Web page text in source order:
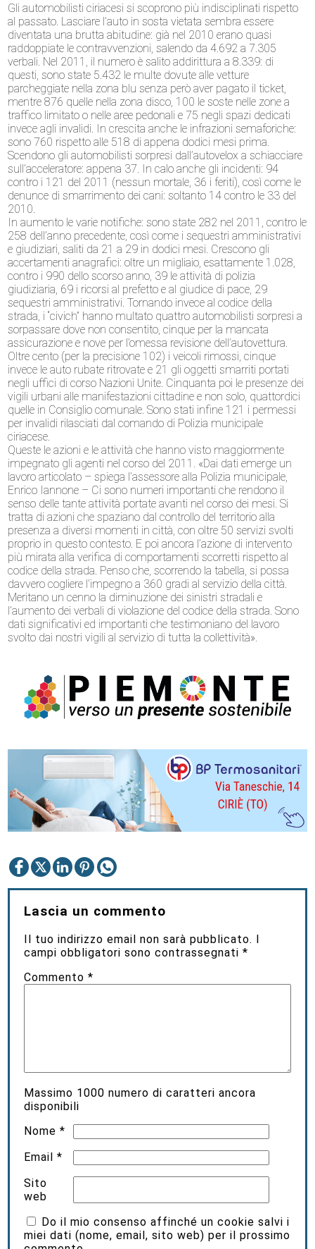
Gli automobilisti ciriacesi si scoprono più indisciplinati rispetto
al passato. Lasciare l’auto in sosta vietata sembra essere
diventata una brutta abitudine: già nel 2010 erano quasi
raddoppiate le contravvenzioni, salendo da 4.692 a 7.305
verbali. Nel 2011, il numero è salito addirittura a 8.339: di
questi, sono state 5.432 le multe dovute alle vetture
parcheggiate nella zona blu senza però aver pagato il ticket,
mentre 876 quelle nella zona disco, 100 le soste nelle zone a
traffico limitato o nelle aree pedonali e 75 negli spazi dedicati
invece agli invalidi. In crescita anche le infrazioni semaforiche:
sono 760 rispetto alle 518 di appena dodici mesi prima.
Scendono gli automobilisti sorpresi dall’autovelox a schiacciare
sull’acceleratore: appena 37. In calo anche gli incidenti: 94
contro i 121 del 2011 (nessun mortale, 36 i feriti), così come le
denunce di smarrimento dei cani: soltanto 14 contro le 33 del
2010.
In aumento le varie notifiche: sono state 282 nel 2011, contro le
258 dell’anno precedente, così come i sequestri amministrativi
e giudiziari, saliti da 21 a 29 in dodici mesi. Crescono gli
accertamenti anagrafici: oltre un migliaio, esattamente 1.028,
contro i 990 dello scorso anno, 39 le attività di polizia
giudiziaria, 69 i ricorsi al prefetto e al giudice di pace, 29
sequestri amministrativi. Tornando invece al codice della
strada, i “civich” hanno multato quattro automobilisti sorpresi a
sorpassare dove non consentito, cinque per la mancata
assicurazione e nove per l’omessa revisione dell’autovettura.
Oltre cento (per la precisione 102) i veicoli rimossi, cinque
invece le auto rubate ritrovate e 21 gli oggetti smarriti portati
negli uffici di corso Nazioni Unite. Cinquanta poi le presenze dei
vigili urbani alle manifestazioni cittadine e non solo, quattordici
quelle in Consiglio comunale. Sono stati infine 121 i permessi
per invalidi rilasciati dal comando di Polizia municipale
ciriacese.
Queste le azioni e le attività che hanno visto maggiormente
impegnato gli agenti nel corso del 2011. «Dai dati emerge un
lavoro articolato – spiega l’assessore alla Polizia municipale,
Enrico Iannone – Ci sono numeri importanti che rendono il
senso delle tante attività portate avanti nel corso dei mesi. Si
tratta di azioni che spaziano dal controllo del territorio alla
presenza a diversi momenti in città, con oltre 50 servizi svolti
proprio in questo contesto. E poi ancora l’azione di intervento
più mirata alla verifica di comportamenti scorretti rispetto al
codice della strada. Penso che, scorrendo la tabella, si possa
davvero cogliere l’impegno a 360 gradi al servizio della città.
Meritano un cenno la diminuzione dei sinistri stradali e
l’aumento dei verbali di violazione del codice della strada. Sono
dati significativi ed importanti che testimoniano del lavoro
svolto dai nostri vigili al servizio di tutta la collettività».
Lascia un commento
Il tuo indirizzo email non sarà pubblicato. I
campi obbligatori sono contrassegnati*
Commento*
Massimo 1000 numero di caratteri ancora
disponibili
Nome*
Email*
Sito
web
Do il mio consenso affinché un cookie salvi i
miei dati (nome, email, sito web) per il prossimo